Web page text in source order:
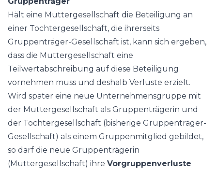
Hält eine Muttergesellschaft die Beteiligung an
einer Tochtergesellschaft, die ihrerseits
Gruppenträger-Gesellschaft ist, kann sich ergeben,
dass die Muttergesellschaft eine
Teilwertabschreibung auf diese Beteiligung
vornehmen muss und deshalb Verluste erzielt.
Wird später eine neue Unternehmensgruppe mit
der Muttergesellschaft als Gruppenträgerin und
der Tochtergesellschaft (bisherige Gruppenträger-
Gesellschaft) als einem Gruppenmitglied gebildet,
so darf die neue Gruppenträgerin
(Muttergesellschaft) ihre Vorgruppenverluste